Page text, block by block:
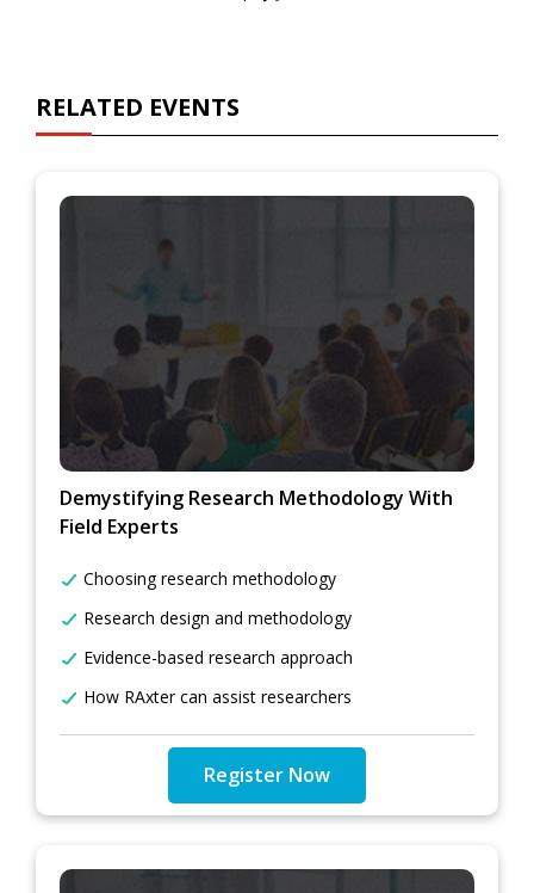
RELATED EVENTS
Demystifying Research Methodology With
Field Experts
Choosing research methodology
Research design and methodology
Evidence-based research approach
How RAxter can assist researchers
Register Now